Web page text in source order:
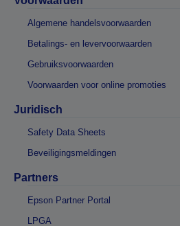
Algemene handelsvoorwaarden
Betalings- en levervoorwaarden
Gebruiksvoorwaarden
Voorwaarden voor online promoties
Juridisch
Safety Data Sheets
Beveiligingsmeldingen
Partners
Epson Partner Portal
LPGA